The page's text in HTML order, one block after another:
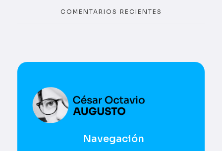
COMENTARIOS RECIENTES
Navegación